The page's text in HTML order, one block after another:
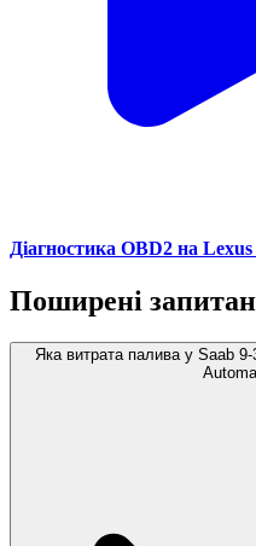
Діагностика OBD2 на
Поширені
Яка витрата палива у Saab